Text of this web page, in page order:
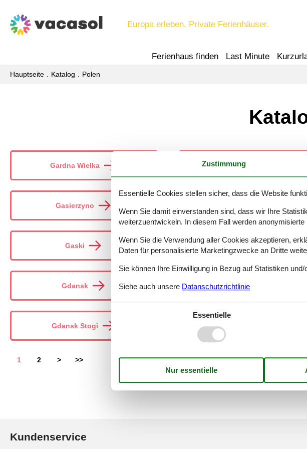
Europa erleben. Private Ferienhäuser.
Ferienhaus finden Last Minute
Hauptseite Katalog Polen
Gardna Wielka
Gasierzyno
Gaski
Gdansk
Gdansk Stogi
Gdynia
Gizycko
Gleboczek
1 2 > >>
Kundenservice
Zustimmung
Essentielle Cookies stellen sicher, dass die Website
Wenn Sie damit einverstanden sind, dass wir Ihre
weiterzuentwickeln. In diesem Fall werden
Wenn Sie die Verwendung aller Cookies akzeptieren,
Daten für personalisierte Marketingzwecke an Dritte
Sie können Ihre Einwilligung in Bezug auf Statistiken
Siehe auch unsere Datanschutzrichtlinie
Essentielle